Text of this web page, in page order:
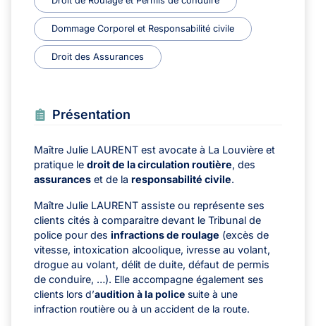
Dommage Corporel et Responsabilité civile
Droit des Assurances
Présentation
Maître Julie LAURENT est avocate à La Louvière et
pratique le droit de la circulation routière, des
assurances et de la responsabilité civile.
Maître Julie LAURENT assiste ou représente ses
clients cités à comparaitre devant le Tribunal de
police pour des infractions de roulage (excès de
vitesse, intoxication alcoolique, ivresse au volant,
drogue au volant, délit de duite, défaut de permis
de conduire, …). Elle accompagne également ses
clients lors d’audition à la police suite à une
infraction routière ou à un accident de la route.